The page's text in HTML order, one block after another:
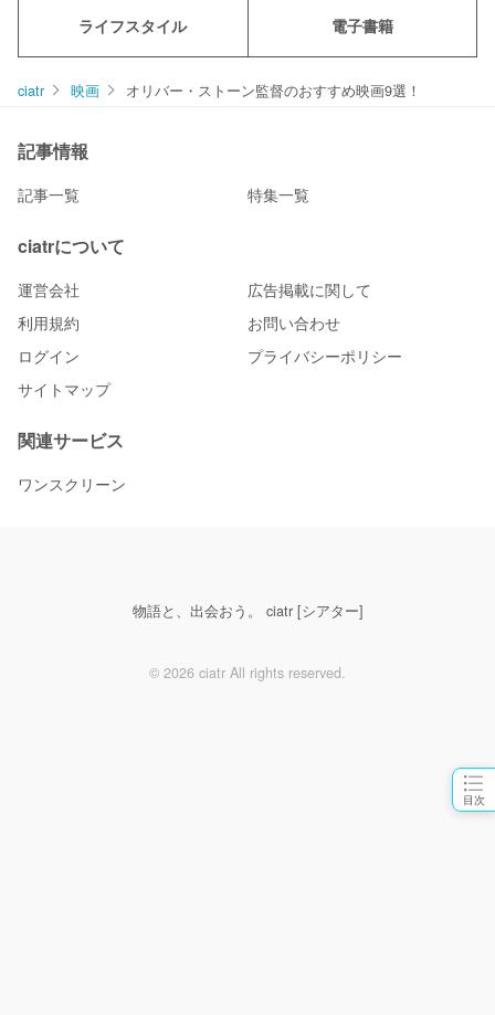
目次
ライフスタイル 電子書籍
ciatr 映画 オリバー・ストーン監督のおすすめ映画9選！
記事情報
記事一覧 特集一覧
ciatrについて
運営会社
広告掲載に関して
利用規約
お問い合わせ
ログイン
プライバシーポリシー
サイトマップ
関連サービス
ワンスクリーン
物語と、出会おう。 ciatr [シアター]
© 2026 ciatr All rights reserved.